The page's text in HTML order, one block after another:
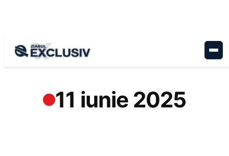
11 iunie 2025